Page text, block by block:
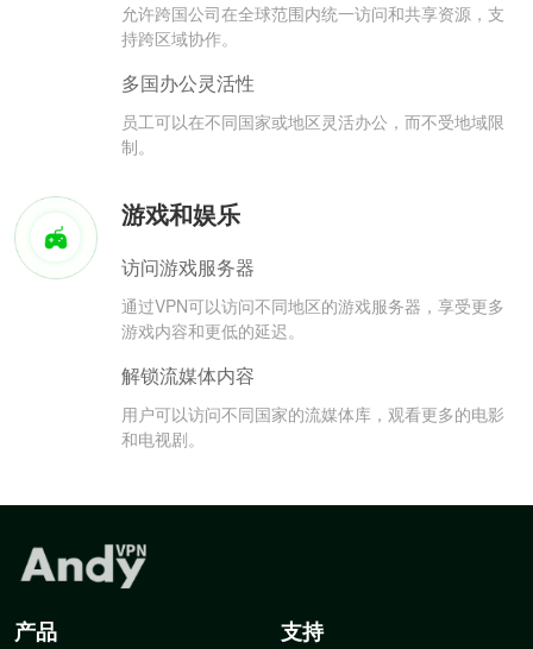
允许跨国公司在全球范围内统一访问和共享资源，支
持跨区域协作。
多国办公灵活性
员工可以在不同国家或地区灵活办公，而不受地域限
制。
游戏和娱乐
访问游戏服务器
通过VPN可以访问不同地区的游戏服务器，享受更多
游戏内容和更低的延迟。
解锁流媒体内容
用户可以访问不同国家的流媒体库，观看更多的电影
和电视剧。
产品 支持